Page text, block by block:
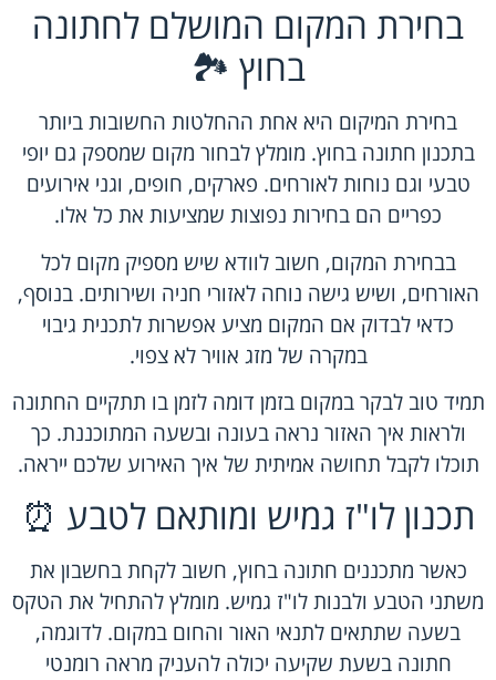
בחירת המקום המושלם לחתונה
בחוץ 🏞️
בחירת המיקום היא אחת ההחלטות החשובות ביותר
בתכנון חתונה בחוץ. מומלץ לבחור מקום שמספק גם יופי
טבעי וגם נוחות לאורחים. פארקים, חופים, וגני אירועים
כפריים הם בחירות נפוצות שמציעות את כל אלו.
בבחירת המקום, חשוב לוודא שיש מספיק מקום לכל
האורחים, ושיש גישה נוחה לאזורי חניה ושירותים. בנוסף,
כדאי לבדוק אם המקום מציע אפשרות לתכנית גיבוי
במקרה של מזג אוויר לא צפוי.
תמיד טוב לבקר במקום בזמן דומה לזמן בו תתקיים החתונה
ולראות איך האזור נראה בעונה ובשעה המתוכננת. כך
תוכלו לקבל תחושה אמיתית של איך האירוע שלכם ייראה.
תכנון לו"ז גמיש ומותאם לטבע ⏰
כאשר מתכננים חתונה בחוץ, חשוב לקחת בחשבון את
משתני הטבע ולבנות לו"ז גמיש. מומלץ להתחיל את הטקס
בשעה שתתאים לתנאי האור והחום במקום. לדוגמה,
חתונה בשעת שקיעה יכולה להעניק מראה רומנטי